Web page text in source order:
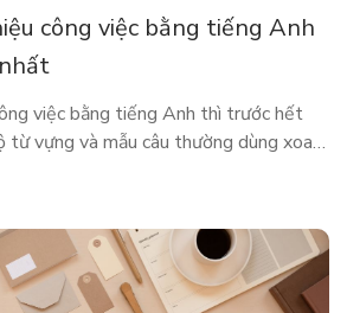
công việc bằng tiếng Anh
việc bằng tiếng Anh thì trước hết
từ vựng và mẫu câu thường dùng xoay
Bài viết dưới đây sẽ cung cấp cho
câu xoay quanh chủ đề công việc để